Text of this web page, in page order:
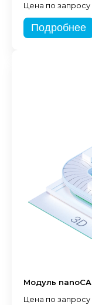
Цена по запросу
Подробнее
Модуль
Цена по запросу